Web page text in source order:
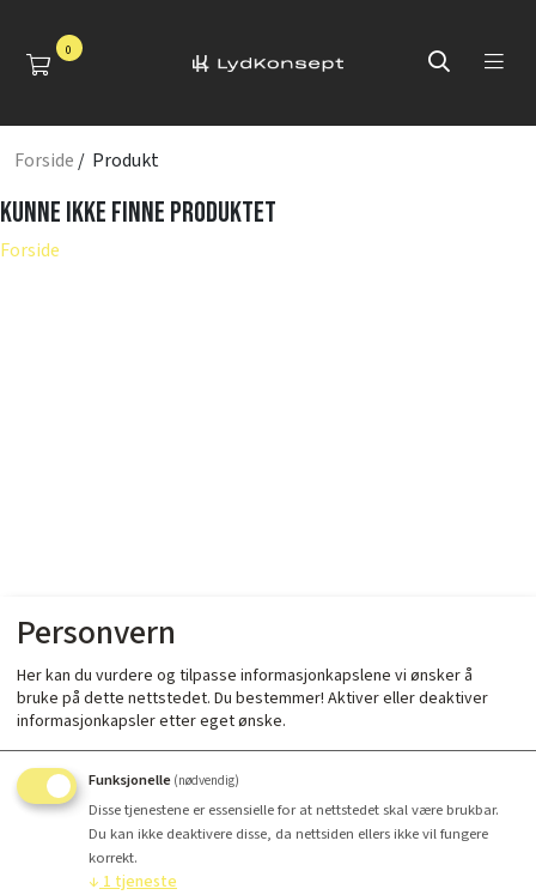
0
Forside / Produkt
Kunne ikke finne produktet
Forside
Personvern
Her kan du vurdere og tilpasse informasjonkapslene vi ønsker å
bruke på dette nettstedet. Du bestemmer! Aktiver eller deaktiver
informasjonkapsler etter eget ønske.
Funksjonelle (nødvendig)
Disse tjenestene er essensielle for at nettstedet skal være brukbar.
Du kan ikke deaktivere disse, da nettsiden ellers ikke vil fungere
korrekt.
↓ 1 tjeneste